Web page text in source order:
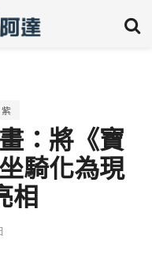
：將《寶
騎化為現
相